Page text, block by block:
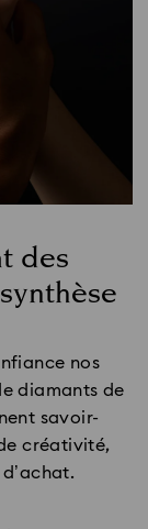
des
nos
diamants de
savoir-
créativité,